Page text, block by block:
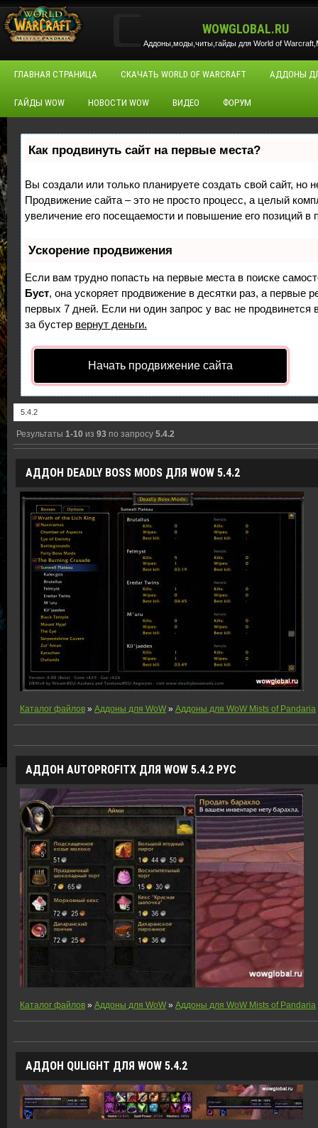
WOWGLOBAL.RU
Аддоны,моды,читы,гайды для World of
ГЛАВНАЯ СТРАНИЦА СКАЧАТЬ WORLD OF WARCRAFT АДДОНЫ
ГАЙДЫ WOW НОВОСТИ WOW ВИДЕО ФОРУМ
Как продвинуть сайт на первые места?
Вы создали или только планируете создать свой сайт, но
Продвижение сайта – это не просто процесс, а целый
увеличение его посещаемости и повышение его позиций в
Ускорение продвижения
Если вам трудно попасть на первые места в поиске
Буст, она ускоряет продвижение в десятки раз, а первые
первых 7 дней. Если ни один запрос у вас не продвинется
за бустер вернут деньги.
Начать продвижение сайта
Результаты 1-10 из 93 по запросу 5.4.2
АДДОН DEADLY BOSS MODS ДЛЯ WOW 5.4.2
Каталог файлов » Аддоны для WoW » Аддоны для WoW Mists of Pandaria
АДДОН AUTOPROFITX ДЛЯ WOW 5.4.2 РУС
Каталог файлов » Аддоны для WoW » Аддоны для WoW Mists of Pandaria
АДДОН QULIGHT ДЛЯ WOW 5.4.2